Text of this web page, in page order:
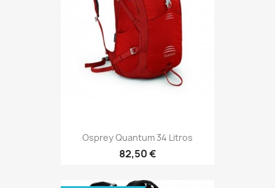
Osprey Quantum 34 Litros
Precio
82,50 €